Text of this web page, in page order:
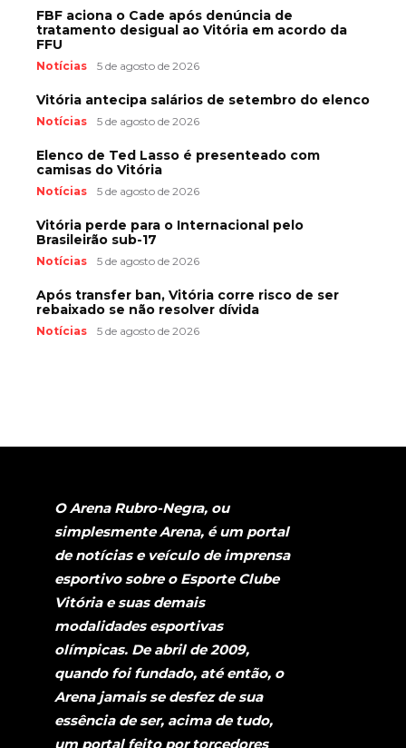
FBF aciona o Cade após denúncia de
tratamento desigual ao Vitória em acordo da
FFU
Notícias 5 de agosto de 2026
Vitória antecipa salários de setembro do elenco
Notícias 5 de agosto de 2026
Elenco de Ted Lasso é presenteado com
camisas do Vitória
Notícias 5 de agosto de 2026
Vitória perde para o Internacional pelo
Brasileirão sub-17
Notícias 5 de agosto de 2026
Após transfer ban, Vitória corre risco de ser
rebaixado se não resolver dívida
Notícias 5 de agosto de 2026
O Arena Rubro-Negra, ou
simplesmente Arena, é um portal
de notícias e veículo de imprensa
esportivo sobre o Esporte Clube
Vitória e suas demais
modalidades esportivas
olímpicas. De abril de 2009,
quando foi fundado, até então, o
Arena jamais se desfez de sua
essência de ser, acima de tudo,
um portal feito por torcedores